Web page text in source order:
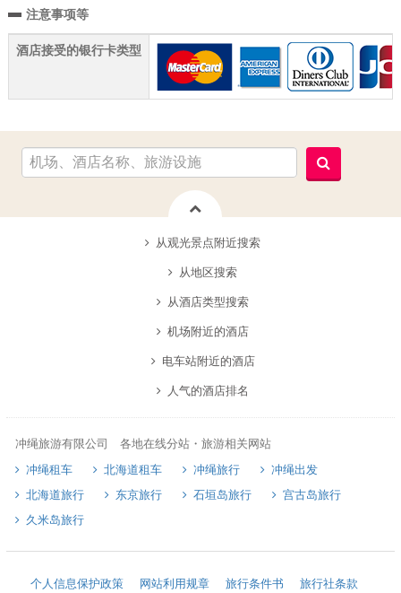
注意事项等
酒店接受的银行卡类型
从观光景点附近搜索
从地区搜索
从酒店类型搜索
机场附近的酒店
电车站附近的酒店
人气的酒店排名
冲绳旅游有限公司 各地在线分站・旅游相关网站
冲绳租车
北海道租车 冲绳旅行
冲绳出发
北海道旅行
东京旅行 石垣岛旅行
宫古岛旅行
久米岛旅行
个人信息保护政策 网站利用规章 旅行条件书 旅行社条款